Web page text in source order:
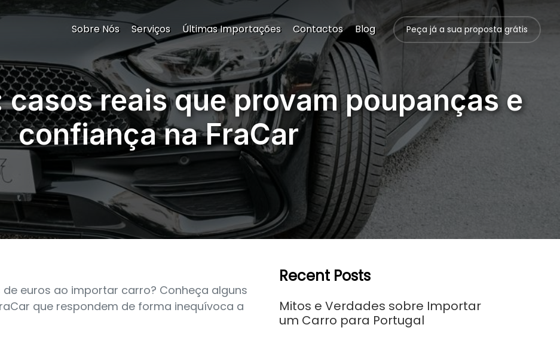
Sobre Nós Serviços Últimas Importações Contactos Blog Peça já a sua proposta grátis
reais que provam poupanças e
confiança na FraCar
euros ao importar carro? Conheça alguns
que respondem de forma inequívoca a
Recent Posts
Mitos e Verdades sobre Importar
um Carro para Portugal